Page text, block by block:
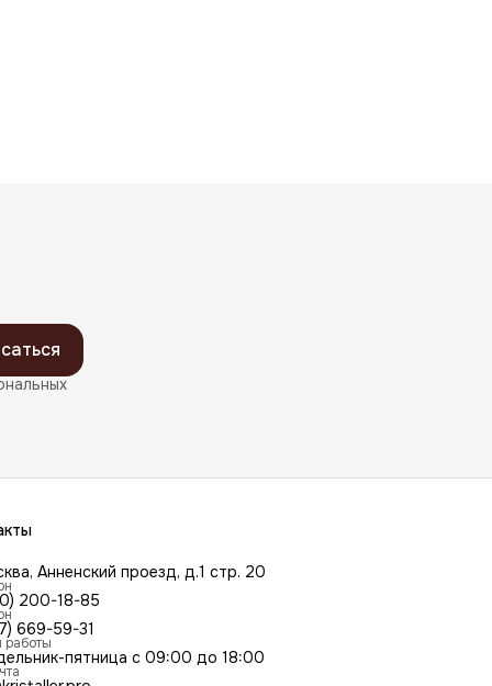
Анненский проезд, д.1 стр. 20
200-18-85
669-59-31
работы
пятница с 09:00 до 18:00